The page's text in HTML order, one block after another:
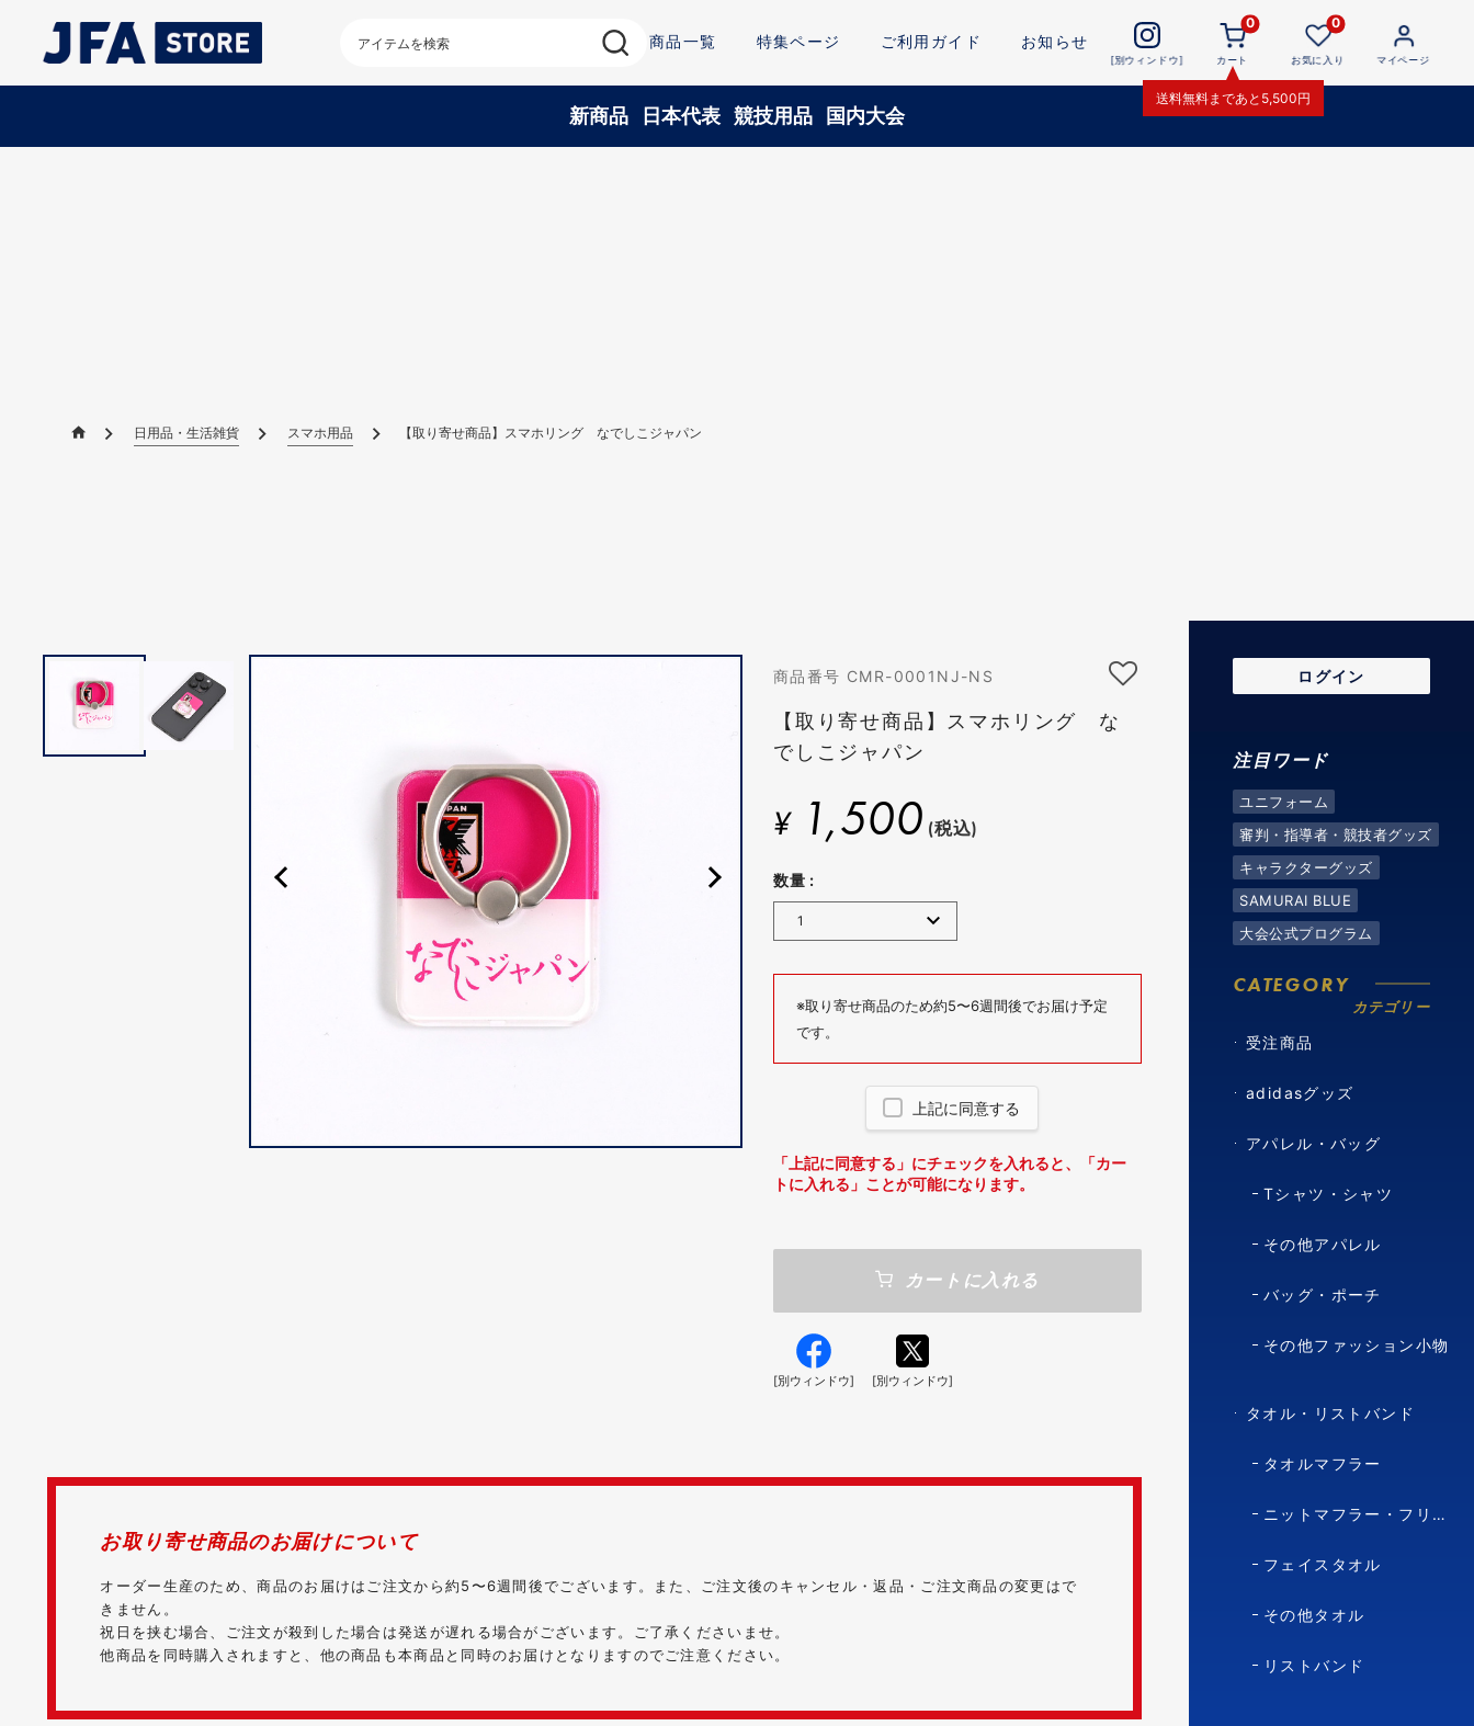
商品一覧 特集ページ ご利用ガイド お知らせ
[別ウィンドウ]
0
カート
送料無料まであと 5,500円
0
お気に入り マイページ
新商品 日本代表 競技用品 国内大会
日用品・生活雑貨 スマホ用品 【取り寄せ商品】スマホリング なでしこジャパン
商品番号 CMR-0001NJ-NS
【取り寄せ商品】スマホリング な
でしこジャパン
¥ 1,500 (税込)
数量 :
※取り寄せ商品のため約5〜6週間後でお届け予定
です。
上記に同意する
「上記に同意する」にチェックを入れると、「カー
トに入れる」ことが可能になります。
カートに入れる
[別ウィンドウ] [別ウィンドウ]
お取り寄せ商品のお届けについて
オーダー生産のため、商品のお届けはご注文から約5〜6週間後でございます。また、ご注文後のキャンセル・返品・ご注文商品の変更はで
きません。
祝日を挟む場合、ご注文が殺到した場合は発送が遅れる場合がございます。ご了承くださいませ。
他商品を同時購入されますと、他の商品も本商品と同時のお届けとなりますのでご注意ください。
ログイン
注目ワード
ユニフォーム
審判・指導者・競技者グッズ
キャラクターグッズ
SAMURAI BLUE
大会公式プログラム
CATEGORY
カテゴリー
受注商品
adidasグッズ
アパレル・バッグ
Tシャツ・シャツ
その他アパレル
バッグ・ポーチ
その他ファッション小物
タオル・リストバンド
タオルマフラー
ニットマフラー・フリースマフラー
フェイスタオル
その他タオル
リストバンド